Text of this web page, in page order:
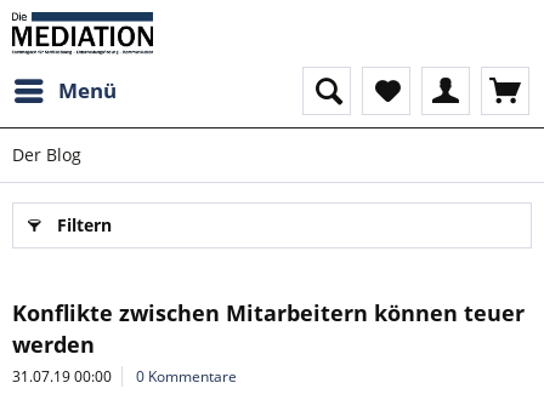
Menü
Der Blog
Filtern
Konflikte zwischen Mitarbeitern können teuer
werden
31.07.19 00:00 0 Kommentare